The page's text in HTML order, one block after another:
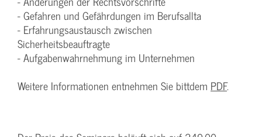
- Gefahren und Gefährdungen im Berufsallta
- Erfahrungsaustausch zwischen
Sicherheitsbeauftragte
- Aufgabenwahrnehmung im Unternehmen
Weitere Informationen entnehmen Sie bittdem PDF.